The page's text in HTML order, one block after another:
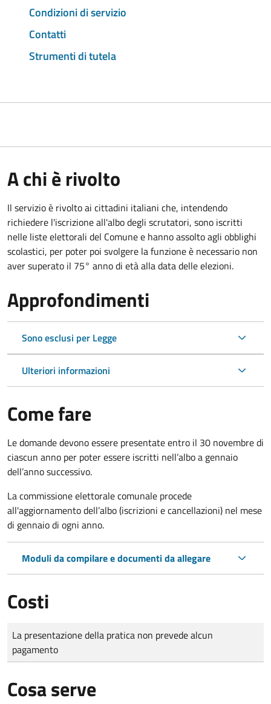
Condizioni di servizio
Contatti
Strumenti di tutela
A chi è rivolto
Il servizio è rivolto ai cittadini italiani che, intendendo
richiedere l'iscrizione all'albo degli scrutatori, sono iscritti
nelle liste elettorali del Comune e hanno assolto agli obblighi
scolastici, per poter poi svolgere la funzione è necessario non
aver superato il 75° anno di età alla data delle elezioni.
Approfondimenti
Sono esclusi per Legge
Ulteriori informazioni
Come fare
Le domandedevono essere presentate entro il 30 novembre di
ciascun anno per poter essere iscritti nell’albo a gennaio
dell’anno successivo.
La commissione elettorale comunale procede
all'aggiornamento dell’albo (iscrizioni e cancellazioni) nel mese
di gennaio di ogni anno.
Moduli da compilare e documenti da allegare
Costi
Tipo di pagamento
Importo
La presentazione della pratica non prevede alcun
pagamento
Cosa serve